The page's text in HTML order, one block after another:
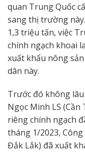
quan Trung Quốc
sang thị trường
1,3 triệu tấn, việc
chính ngạch khoai
xuất khẩu nông
dân này.
Trước đó không
Ngọc Minh LS
riêng chính ngạch
tháng 1/2023,
Đắk Lắk) đã xuất